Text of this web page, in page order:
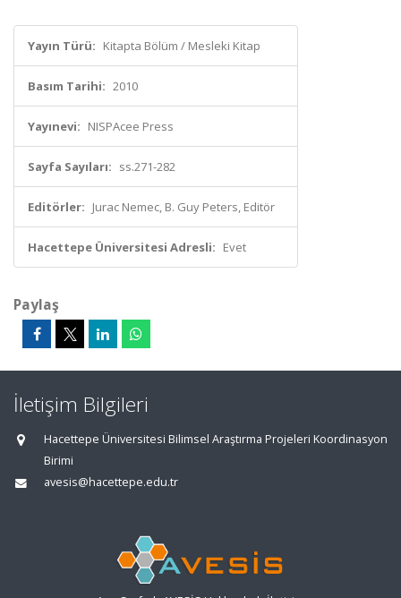
Yayın Türü: Kitapta Bölüm / Mesleki Kitap
Basım Tarihi: 2010
Yayınevi: NISPAcee Press
Sayfa Sayıları: ss.271-282
Editörler: Jurac Nemec, B. Guy Peters, Editör
Hacettepe Üniversitesi Adresli: Evet
Paylaş
İletişim Bilgileri
Hacettepe Üniversitesi Bilimsel Araştırma Projeleri Koordinasyon
Birimi
avesis@hacettepe.edu.tr